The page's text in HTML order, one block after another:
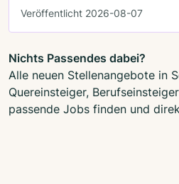
Veröffentlicht 2026-08-07
Nichts Passendes dabei?
Alle neuen Stellenangebote in
Quereinsteiger,
passende Jobs finden und